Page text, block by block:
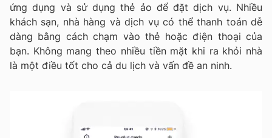
ứng dụng và sử dụng thẻ ảo để đặt dịch vụ. Nhiều
khách sạn, nhà hàng và dịch vụ có thể thanh toán dễ
dàng bằng cách chạm vào thẻ hoặc điện thoại của
bạn. Không mang theo nhiều tiền mặt khi ra khỏi nhà
là một điều tốt cho cả du lịch và vấn đề an ninh.